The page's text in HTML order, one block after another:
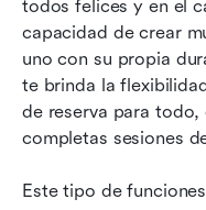
todos felices y en el
capacidad de crear
uno con su propia
te brinda la
de reserva para todo,
completas sesiones
Este tipo de